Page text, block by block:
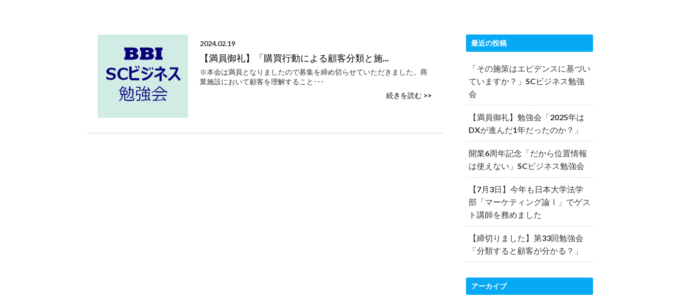
2024.02.19
【満員御礼】「購買行動による顧客分類と施...
※本会は満員となりましたので募集を締め切らせていただきました。商
業施設において顧客を理解すること･･･
続きを読む >>
最近の投稿
「その施策はエビデンスに基づい
ていますか？」SCビジネス勉強
会
【満員御礼】勉強会「2025年は
DXが進んだ1年だったのか？」
開業6周年記念「だから位置情報
は使えない」SCビジネス勉強会
【7月3日】今年も日本大学法学
部「マーケティング論Ⅰ」でゲス
ト講師を務めました
【締切りました】第33回勉強会
「分類すると顧客が分かる？」
アーカイブ